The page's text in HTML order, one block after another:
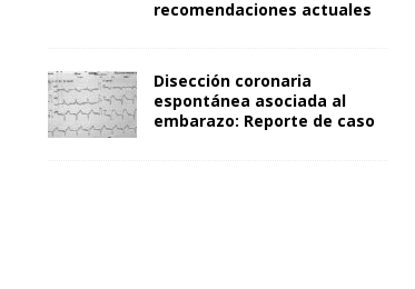
recomendaciones actuales
Disección coronaria
espontánea asociada al
embarazo: Reporte de caso